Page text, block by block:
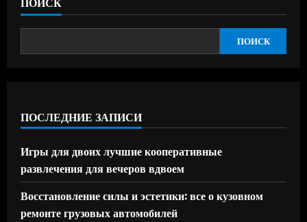
ПОИСК
ПОСЛЕДНИЕ ЗАПИСИ
Игры для двоих лучшие кооперативные
развлечения для вечеров вдвоем
Восстановление силы и эстетики: все о кузовном
ремонте грузовых автомобилей